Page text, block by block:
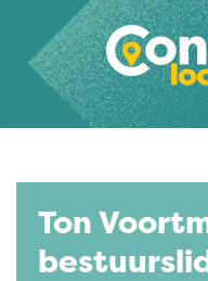
Overslaan naar inhoud
Ton